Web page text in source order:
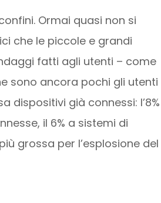
Ormai quasi non si
che le piccole e grandi
fatti agli utenti – come
sono ancora pochi gli utenti
dispositivi già connessi: l’8%
il 6% a sistemi di
grossa per l’esplosione del